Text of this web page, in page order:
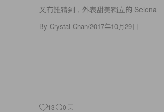
又有誰猜到，外表甜美獨立的 Selena
By Crystal Chan/2017年10月29日
13 0